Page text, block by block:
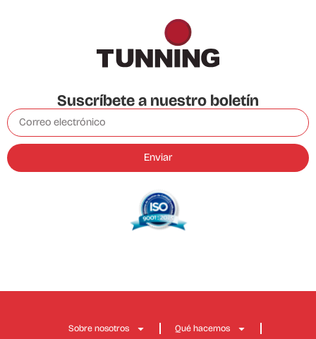
Suscríbete a nuestro boletín
Enviar
Sobre nosotros Qué hacemos